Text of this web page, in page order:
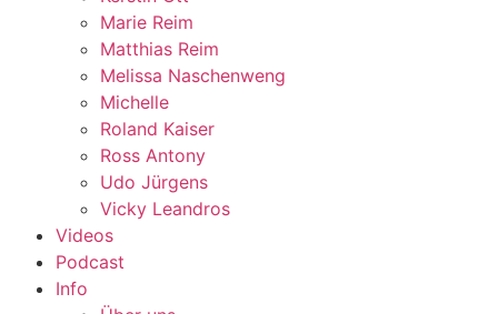
Marie Reim
Matthias Reim
Melissa Naschenweng
Michelle
Roland Kaiser
Ross Antony
Udo Jürgens
Vicky Leandros
Videos
Podcast
Info